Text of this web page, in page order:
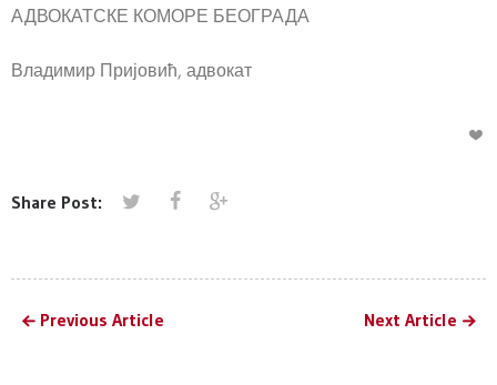
АДВОКАТСКЕ КОМОРЕ БЕОГРАДА
Владимир Пријовић, адвокат
Share Post:
Previous Article Next Article